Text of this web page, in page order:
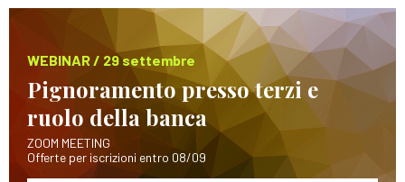
WEBINAR / 29 settembre
Pignoramento presso terzi e
ruolo della banca
ZOOM MEETING
Offerte per iscrizioni entro 08/09